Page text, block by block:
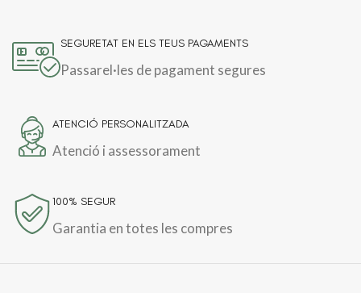
SEGURETAT EN ELS TEUS PAGAMENTS
Passarel·les de pagament segures
ATENCIÓ PERSONALITZADA
Atenció i assessorament
100% SEGUR
Garantia en totes les compres